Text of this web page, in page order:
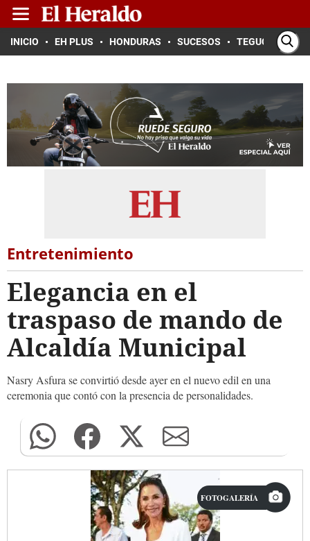
INICIO EH PLUS HONDURAS SUCESOS TEGUCIGALPA
Entretenimiento
Elegancia en el
traspaso de mando de
Alcaldía Municipal
Nasry Asfura se convirtió desde ayer en el nuevo edil en una
ceremonia que contó con la presencia de personalidades.
FOTOGALERÍA